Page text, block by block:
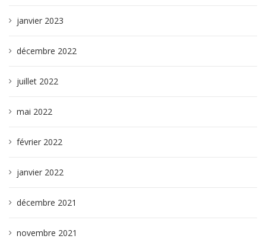
janvier 2023
décembre 2022
juillet 2022
mai 2022
février 2022
janvier 2022
décembre 2021
novembre 2021